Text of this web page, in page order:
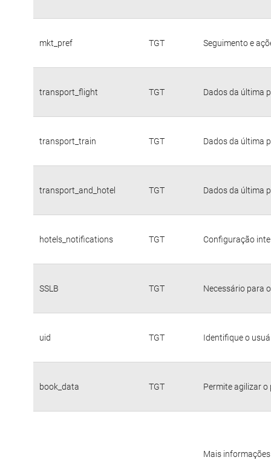
mkt_pref TGT Seguimento e
transport_flight TGT Dados da última
transport_train TGT Dados da última
transport_and_hotel TGT Dados da última
hotels_notifications TGT Configuração
SSLB TGT Necessário para
uid TGT Identifique o
book_data TGT Permite agilizar o
Mais